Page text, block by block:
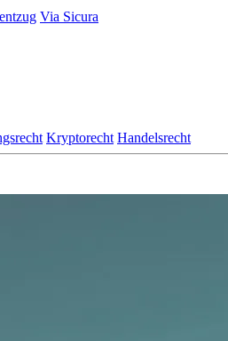
Via Sicura
Kryptorecht Handelsrecht